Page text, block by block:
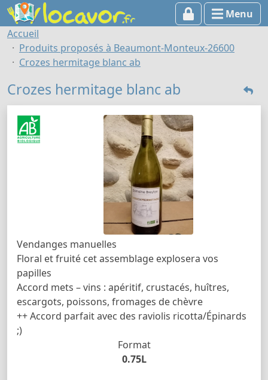
Menu
Accueil
Produits proposés à Beaumont-Monteux-26600
Crozes hermitage blanc ab
Crozes hermitage blanc ab
Vendanges manuelles
Floral et fruité cet assemblage explosera vos
papilles
Accord mets – vins : apéritif, crustacés, huîtres,
escargots, poissons, fromages de chèvre
++ Accord parfait avec des raviolis ricotta/Épinards
;)
Format
0.75L